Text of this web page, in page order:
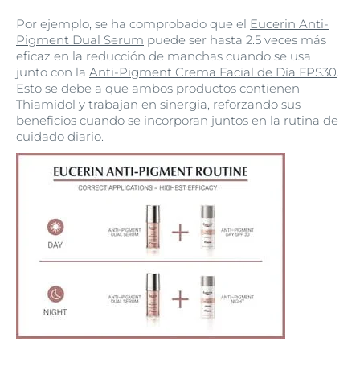
Por ejemplo, se ha comprobado que el Eucerin Anti-
Pigment Dual Serum puede ser hasta 2.5 veces más
eficaz en la reducción de manchas cuando se usa
junto con la Anti-Pigment Crema Facial de Día FPS30.
Esto se debe a que ambos productos contienen
Thiamidol y trabajan en sinergia, reforzando sus
beneficios cuando se incorporan juntos en la rutina de
cuidado diario.